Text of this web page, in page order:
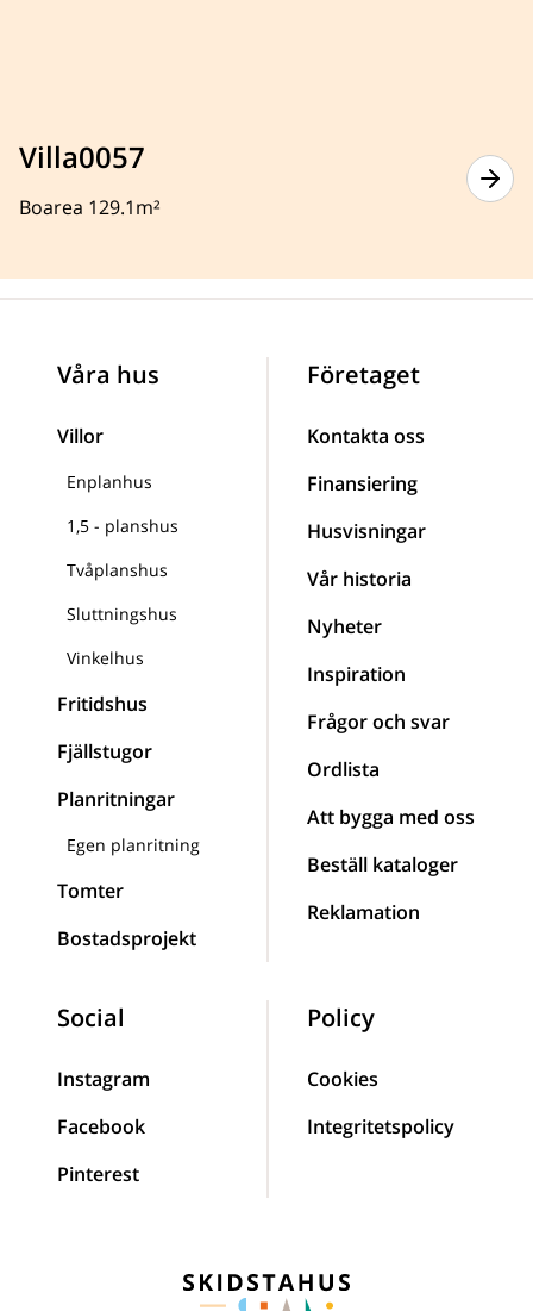
Villa0057
Boarea 129.1m²
Våra hus
Villor
Enplanhus
1,5 - planshus
Tvåplanshus
Sluttningshus
Vinkelhus
Fritidshus
Fjällstugor
Planritningar
Egen planritning
Tomter
Bostadsprojekt
Företaget
Kontakta oss
Finansiering
Husvisningar
Vår historia
Nyheter
Inspiration
Frågor och svar
Ordlista
Att bygga med oss
Beställ kataloger
Reklamation
Social
Instagram
Facebook
Pinterest
Policy
Cookies
Integritetspolicy